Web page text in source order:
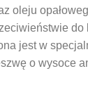
oleju
do
jest w
o wysoce